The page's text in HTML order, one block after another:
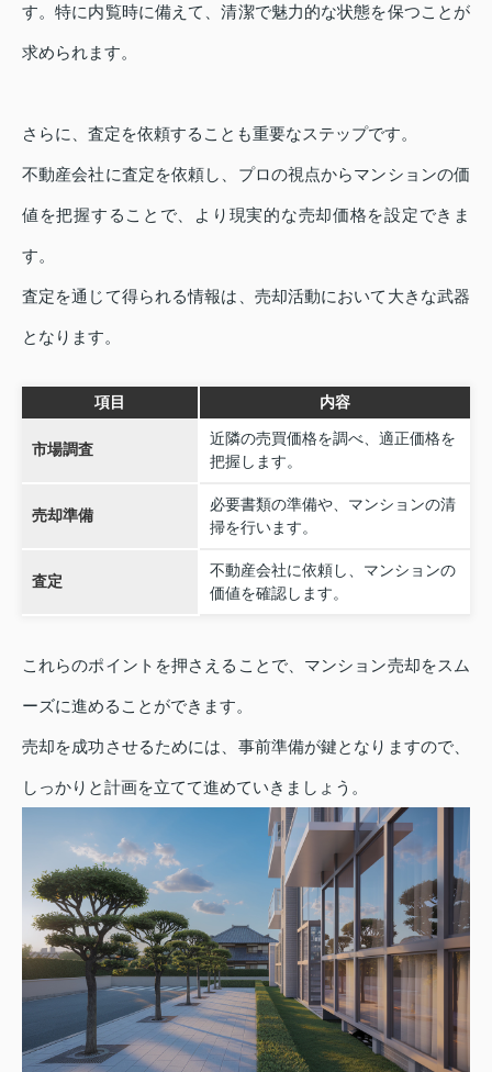
す。特に内覧時に備えて、清潔で魅力的な状態を保つことが
求められます。
さらに、査定を依頼することも重要なステップです。
不動産会社に査定を依頼し、プロの視点からマンションの価
値を把握することで、より現実的な売却価格を設定できま
す。
査定を通じて得られる情報は、売却活動において大きな武器
となります。
項目 内容
市場調査
近隣の売買価格を調べ、適正価格を
把握します。
売却準備
必要書類の準備や、マンションの清
掃を行います。
査定
不動産会社に依頼し、マンションの
価値を確認します。
これらのポイントを押さえることで、マンション売却をスム
ーズに進めることができます。
売却を成功させるためには、事前準備が鍵となりますので、
しっかりと計画を立てて進めていきましょう。